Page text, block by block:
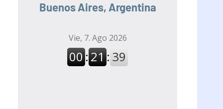
Buenos Aires, Argentina